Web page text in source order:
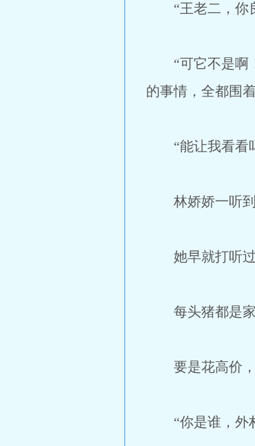
“王老二，你良
“可它不是啊！
的事情，全都围
“能让我看看
林娇娇一听到
她早就打听过
每头猪都是家
要是花高价，
“你是谁，外村